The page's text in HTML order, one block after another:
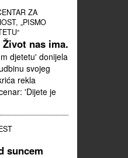
ZA
„PISMO
nas ima.
djetetu' donijela
svojeg
rekla
'Dijete je
suncem